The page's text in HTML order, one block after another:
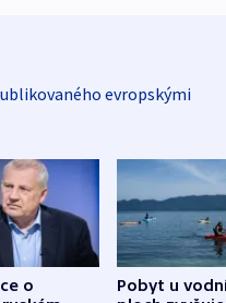
evropskými
o
Pobyt u